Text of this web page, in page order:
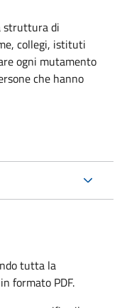
struttura di
collegi, istituti
ogni mutamento
che hanno
tutta la
formato PDF.